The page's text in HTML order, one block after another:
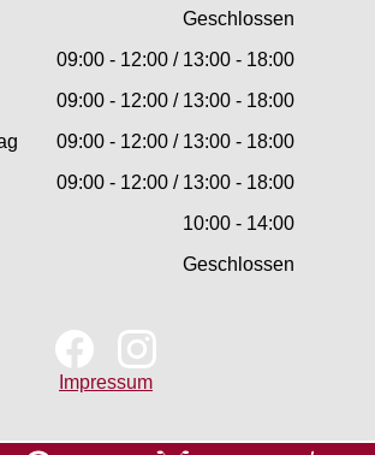
Geschlossen
09:00 - 12:00 / 13:00 - 18:00
09:00 - 12:00 / 13:00 - 18:00
09:00 - 12:00 / 13:00 - 18:00
09:00 - 12:00 / 13:00 - 18:00
10:00 - 14:00
Geschlossen
Impressum